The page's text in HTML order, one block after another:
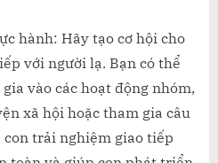
hành: Hãy tạo cơ hội cho
với người lạ. Bạn có thể
vào các hoạt động nhóm,
xã hội hoặc tham gia câu
trải nghiệm giao tiếp